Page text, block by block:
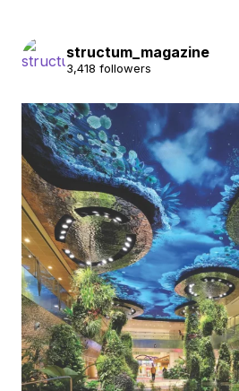
structum_magazine
3,418 followers